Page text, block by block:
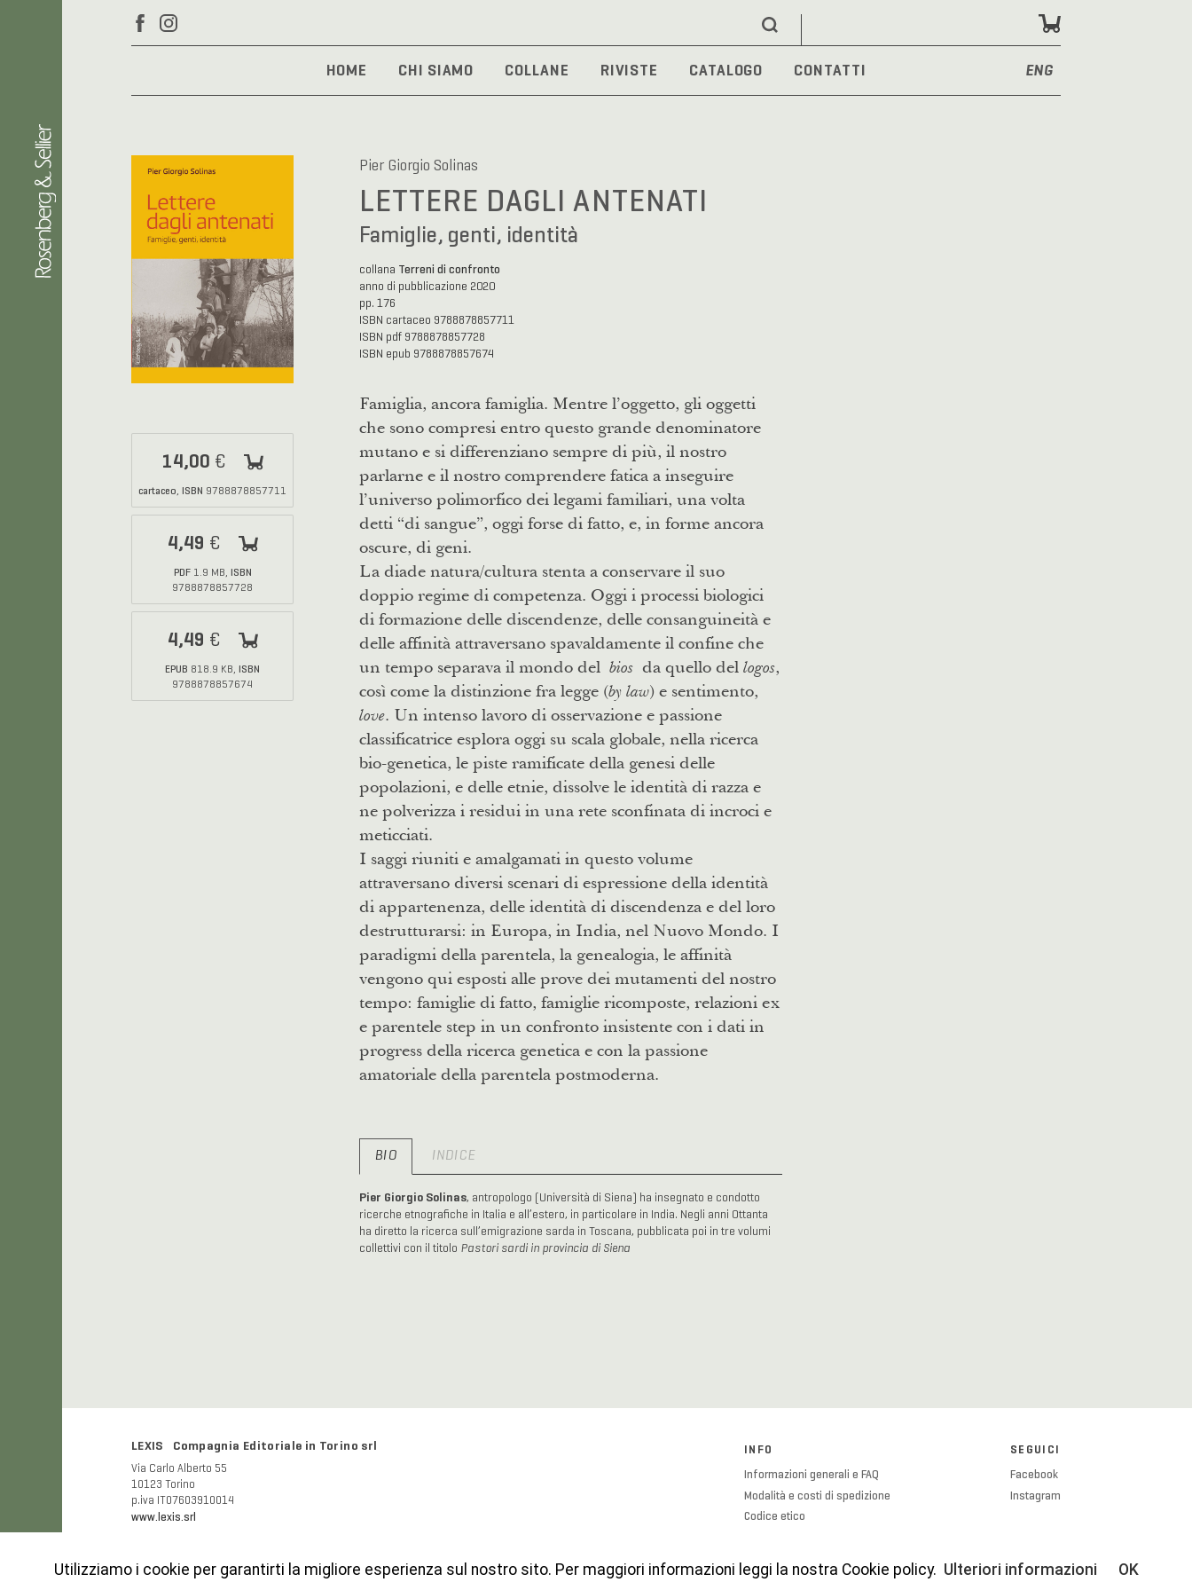
HOME CHI SIAMO COLLANE RIVISTE CATALOGO CONTATTI ENG
14,00 €
cartaceo, ISBN 9788878857711
4,49 €
PDF1.9 MB, ISBN
9788878857728
4,49 €
EPUB 818.9 KB, ISBN
9788878857674
Pier Giorgio Solinas
LETTERE DAGLI ANTENATI
Famiglie, genti, identità
collana Terreni di confronto
anno di pubblicazione 2020
pp. 176
ISBN cartaceo 9788878857711
ISBN pdf 9788878857728
ISBN epub 9788878857674
Famiglia, ancora famiglia. Mentre l’oggetto, gli oggetti
che sono compresi entro questo grande denominatore
mutano e si differenziano sempre di più, il nostro
parlarne e il nostro comprendere fatica a inseguire
l’universo polimorfico dei legami familiari, una volta
detti “di sangue”, oggi forse di fatto, e, in forme ancora
oscure, di geni.
La diade natura/cultura stenta a conservare il suo
doppio regime di competenza. Oggi i processi biologici
di formazione delle discendenze, delle consanguineità e
delle affinità attraversano spavaldamente il confine che
un tempo separava il mondo del bios da quello del logos,
così come la distinzione fra legge (by law) e sentimento,
love. Un intenso lavoro di osservazione e passione
classificatrice esplora oggi su scala globale, nella ricerca
bio-genetica, le piste ramificate della genesi delle
popolazioni, e delle etnie, dissolve le identità di razza e
ne polverizza i residui in una rete sconfinata di incroci e
meticciati.
I saggi riuniti e amalgamati in questo volume
attraversano diversi scenari di espressione della identità
di appartenenza, delle identità di discendenza e del loro
destrutturarsi: in Europa, in India, nel Nuovo Mondo. I
paradigmi della parentela, la genealogia, le affinità
vengono qui esposti alle prove dei mutamenti del nostro
tempo: famiglie di fatto, famiglie ricomposte, relazioni ex
e parentele step in un confronto insistente con i dati in
progress della ricerca genetica e con la passione
amatoriale della parentela postmoderna.
BIO INDICE
Pier Giorgio Solinas, antropologo (Università di Siena) ha insegnato e condotto
ricerche etnografiche in Italia e all’estero, in particolare in India. Negli anni Ottanta
ha diretto la ricerca sull’emigrazione sarda in Toscana, pubblicata poi in tre volumi
collettivi con il titolo Pastori sardi in provincia di Siena
LEXIS Compagnia Editoriale in Torino srl
Via Carlo Alberto 55
10123 Torino
p.iva IT07603910014
www.lexis.srl
INFO
Informazioni generali e FAQ
Modalità e costi di spedizione
Codice etico
SEGUICI
Facebook
Instagram
Utilizziamo i cookie per garantirti la migliore esperienza sul nostro sito. Per maggiori informazioni leggi la nostra Cookie policy. Ulteriori informazioni OK